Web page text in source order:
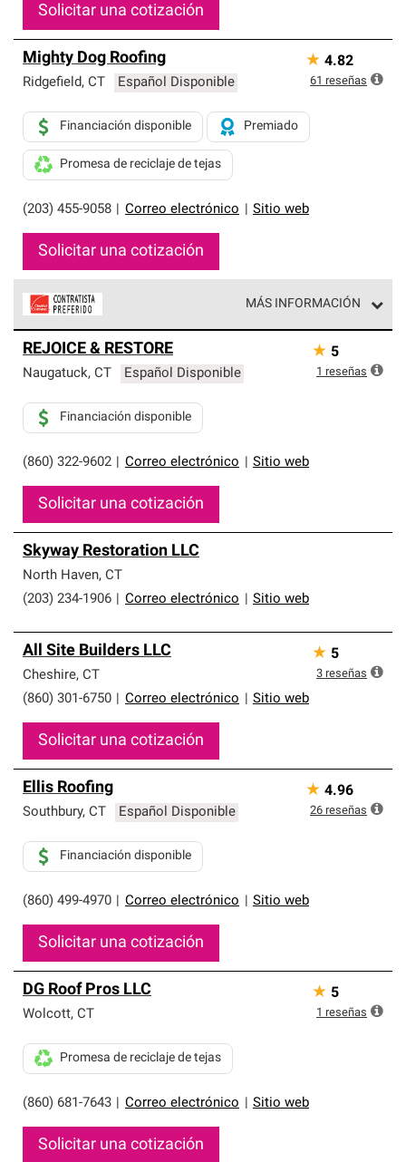
Solicitar una cotización
Mighty Dog Roofing
Ridgefield, CT Español Disponible
(203) 455-9058 Correo electrónico Sitio web
Financiación disponible Premiado
Promesa de reciclaje de tejas
Solicitar una cotización
★ 4.82
61 reseñas
MÁS INFORMACIÓN
parte de una red exclusiva de profesionales de techos
que cumplen con altos estándares y requisitos estrictos
REJOICE & RESTORE
Naugatuck, CT Español Disponible
(860) 322-9602 Correo electrónico Sitio web
Financiación disponible
Solicitar una cotización
★ 5
1 reseñas
Skyway Restoration LLC
North Haven, CT
(203) 234-1906
Correo electrónico Sitio web
All Site Builders LLC
Cheshire, CT
(860) 301-6750
Correo electrónico Sitio web
Solicitar una cotización
★ 5
3 reseñas
Ellis Roofing
Southbury, CT Español Disponible
(860) 499-4970 Correo electrónico Sitio web
Financiación disponible
Solicitar una cotización
★ 4.96
26 reseñas
DG Roof Pros LLC
Wolcott, CT
(860) 681-7643 Correo electrónico Sitio web
Promesa de reciclaje de tejas
Solicitar una cotización
★ 5
1 reseñas